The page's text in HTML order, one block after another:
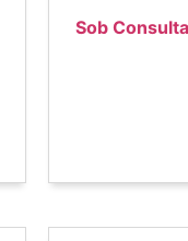
Sob Consulta